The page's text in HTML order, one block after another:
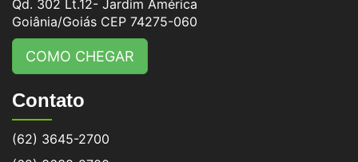
Qd. 302 Lt.12- Jardim América
Goiânia/Goiás CEP 74275-060
COMO CHEGAR
Contato
(62) 3645-2700